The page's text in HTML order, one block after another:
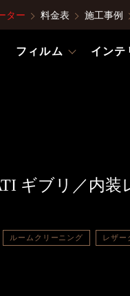
ター 料金表 施工事例
フィルム インテ
ギブリ／内
ルームクリーニング レザー